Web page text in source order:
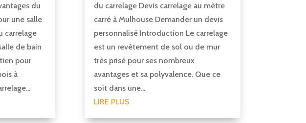
du
une salle
carrelage
de bain
pour
à
du carrelage Devis carrelage au mètre
carré à Mulhouse Demander un devis
personnalisé Introduction Le carrelage
est un revêtement de sol ou de mur
très prisé pour ses nombreux
avantages et sa polyvalence. Que ce
soit dans une...
LIRE PLUS